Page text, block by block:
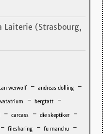
Laiterie (Strasbourg,
werwolf - andreas dölling -
- bergtatt -
- carcass - die skeptiker -
- filesharing - fu manchu -